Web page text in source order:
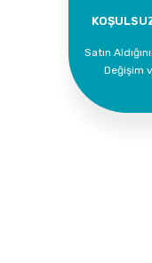
819,00 TL
Satın
Değişim